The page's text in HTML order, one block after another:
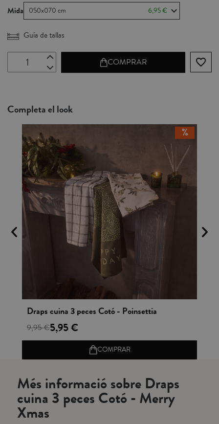
Mida 050x070 cm 6,95 €
Guía de tallas
COMPRAR favorite_border
Completa el look
Vista rápida
Draps cuina 3 peces Cotó - Poinsettia
9,95 €5,95 €
COMPRAR
Més informació sobre Draps
cuina 3 peces Cotó - Merry
Xmas